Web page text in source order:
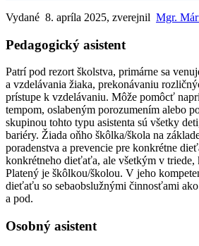
Vydané 8. apríla 2025, zverejnil Mgr.
Pedagogický asistent
Patrí pod rezort školstva, primárne sa
a vzdelávania žiaka, prekonávaniu
prístupe k vzdelávaniu. Môže pomôcť
tempom, oslabeným porozumením alebo
skupinou tohto typu asistenta sú všetky
bariéry. Žiada oňho škôlka/škola na
poradenstva a prevencie pre konkrétne
konkrétneho dieťaťa, ale všetkým v
Platený je škôlkou/školou. V jeho
dieťaťu so sebaobslužnými činnosťami
a pod.
Osobný asistent